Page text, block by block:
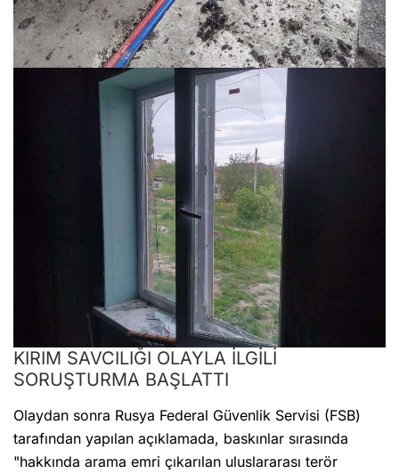
KIRIM SAVCILIĞI OLAYLA İLGİLİ
SORUŞTURMA BAŞLATTI
Olaydan sonra Rusya Federal Güvenlik Servisi (FSB)
tarafından yapılan açıklamada, baskınlar sırasında
"hakkında arama emri çıkarılan uluslararası terör